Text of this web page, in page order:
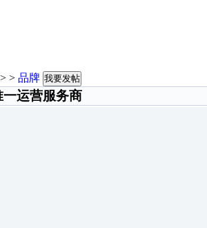
> > 品牌 我要发帖
运营服务商